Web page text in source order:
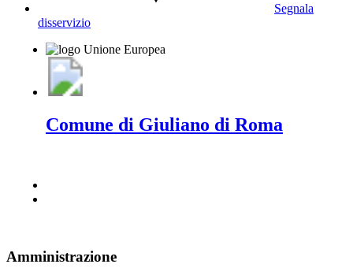
Segnala
disservizio
Comune di Giuliano di Roma
Amministrazione